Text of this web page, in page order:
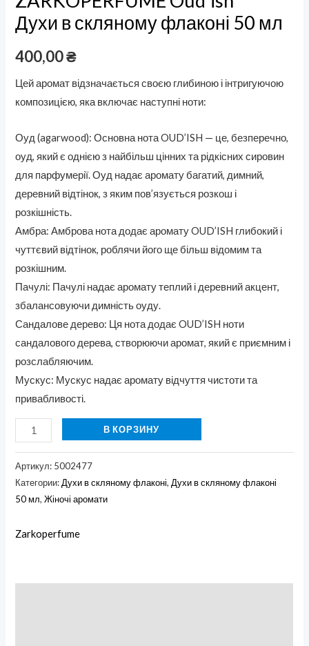
Духи в скляному флаконі 50 мл
400,00₴
Цей аромат відзначається своєю глибиною і інтригуючою
композицією, яка включає наступні ноти:
Оуд (agarwood): Основна нота OUD’ISH — це, безперечно,
оуд, який є однією з найбільш цінних та рідкісних сировин
для парфумерії. Оуд надає аромату багатий, димний,
деревний відтінок, з яким пов’язується розкош і
розкішність.
Амбра: Амброва нота додає аромату OUD’ISH глибокий і
чуттєвий відтінок, роблячи його ще більш відомим та
розкішним.
Пачулі: Пачулі надає аромату теплий і деревний акцент,
збалансовуючи димність оуду.
Сандалове дерево: Ця нота додає OUD’ISH ноти
сандалового дерева, створюючи аромат, який є приємним і
розслабляючим.
Мускус: Мускус надає аромату відчуття чистоти та
привабливості.
В КОРЗИНУ
Артикул: 5002477
Категории: Духи в скляному флаконі, Духи в скляному флаконі
50 мл,Жіночі аромати
Zarkoperfume